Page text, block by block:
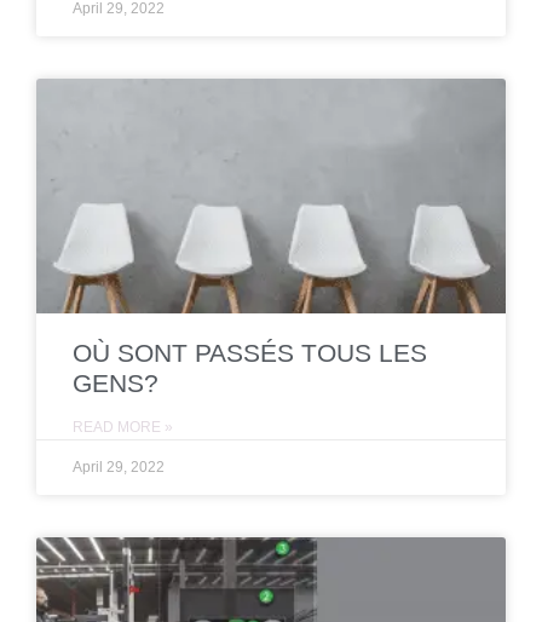
April 29, 2022
OÙ SONT PASSÉS TOUS LES
GENS?
READ MORE »
April 29, 2022